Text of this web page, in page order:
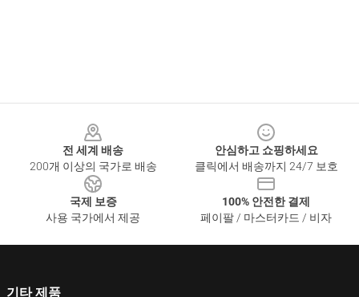
전 세계 배송
200개 이상의 국가로 배송
안심하고 쇼핑하세요
클릭에서 배송까지 24/7 보호
국제 보증
사용 국가에서 제공
100% 안전한 결제
페이팔 / 마스터카드 / 비자
기타 제품